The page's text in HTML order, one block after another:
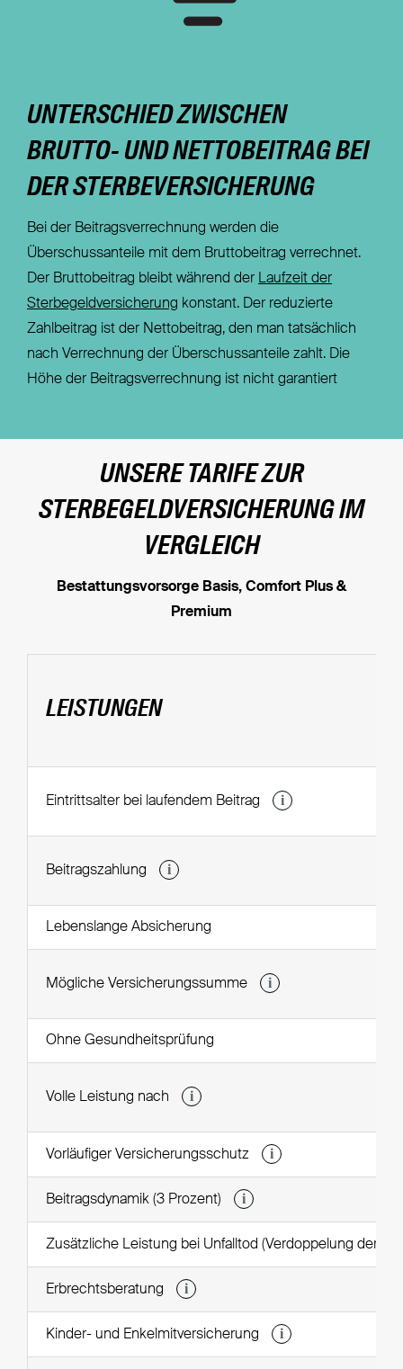
UNTERSCHIED ZWISCHEN
BRUTTO- UND NETTOBEITRAG BEI
DER STERBEVERSICHERUNG
Bei der Beitragsverrechnung werden die
Überschussanteile mit dem Bruttobeitrag verrechnet.
Der Bruttobeitrag bleibt während der Laufzeit der
Sterbegeldversicherung konstant. Der reduzierte
Zahlbeitrag ist der Nettobeitrag, den man tatsächlich
nach Verrechnung der Überschussanteile zahlt. Die
Höhe der Beitragsverrechnung ist nicht garantiert
UNSERE TARIFE ZUR
STERBEGELDVERSICHERUNG IM
VERGLEICH
Bestattungsvorsorge Basis, Comfort Plus &
Premium
LEISTUNGEN
Eintrittsalter bei laufendem Beitrag i
Beitragszahlung i
Lebenslange Absicherung
Mögliche Versicherungssumme i
Ohne Gesundheitsprüfung
Volle Leistung nach i
Vorläufiger Versicherungsschutz i
Beitragsdynamik (3 Prozent) i
Zusätzliche Leistung bei Unfalltod (Verdoppelung der
Erbrechtsberatung i
Kinder- und Enkelmitversicherung i